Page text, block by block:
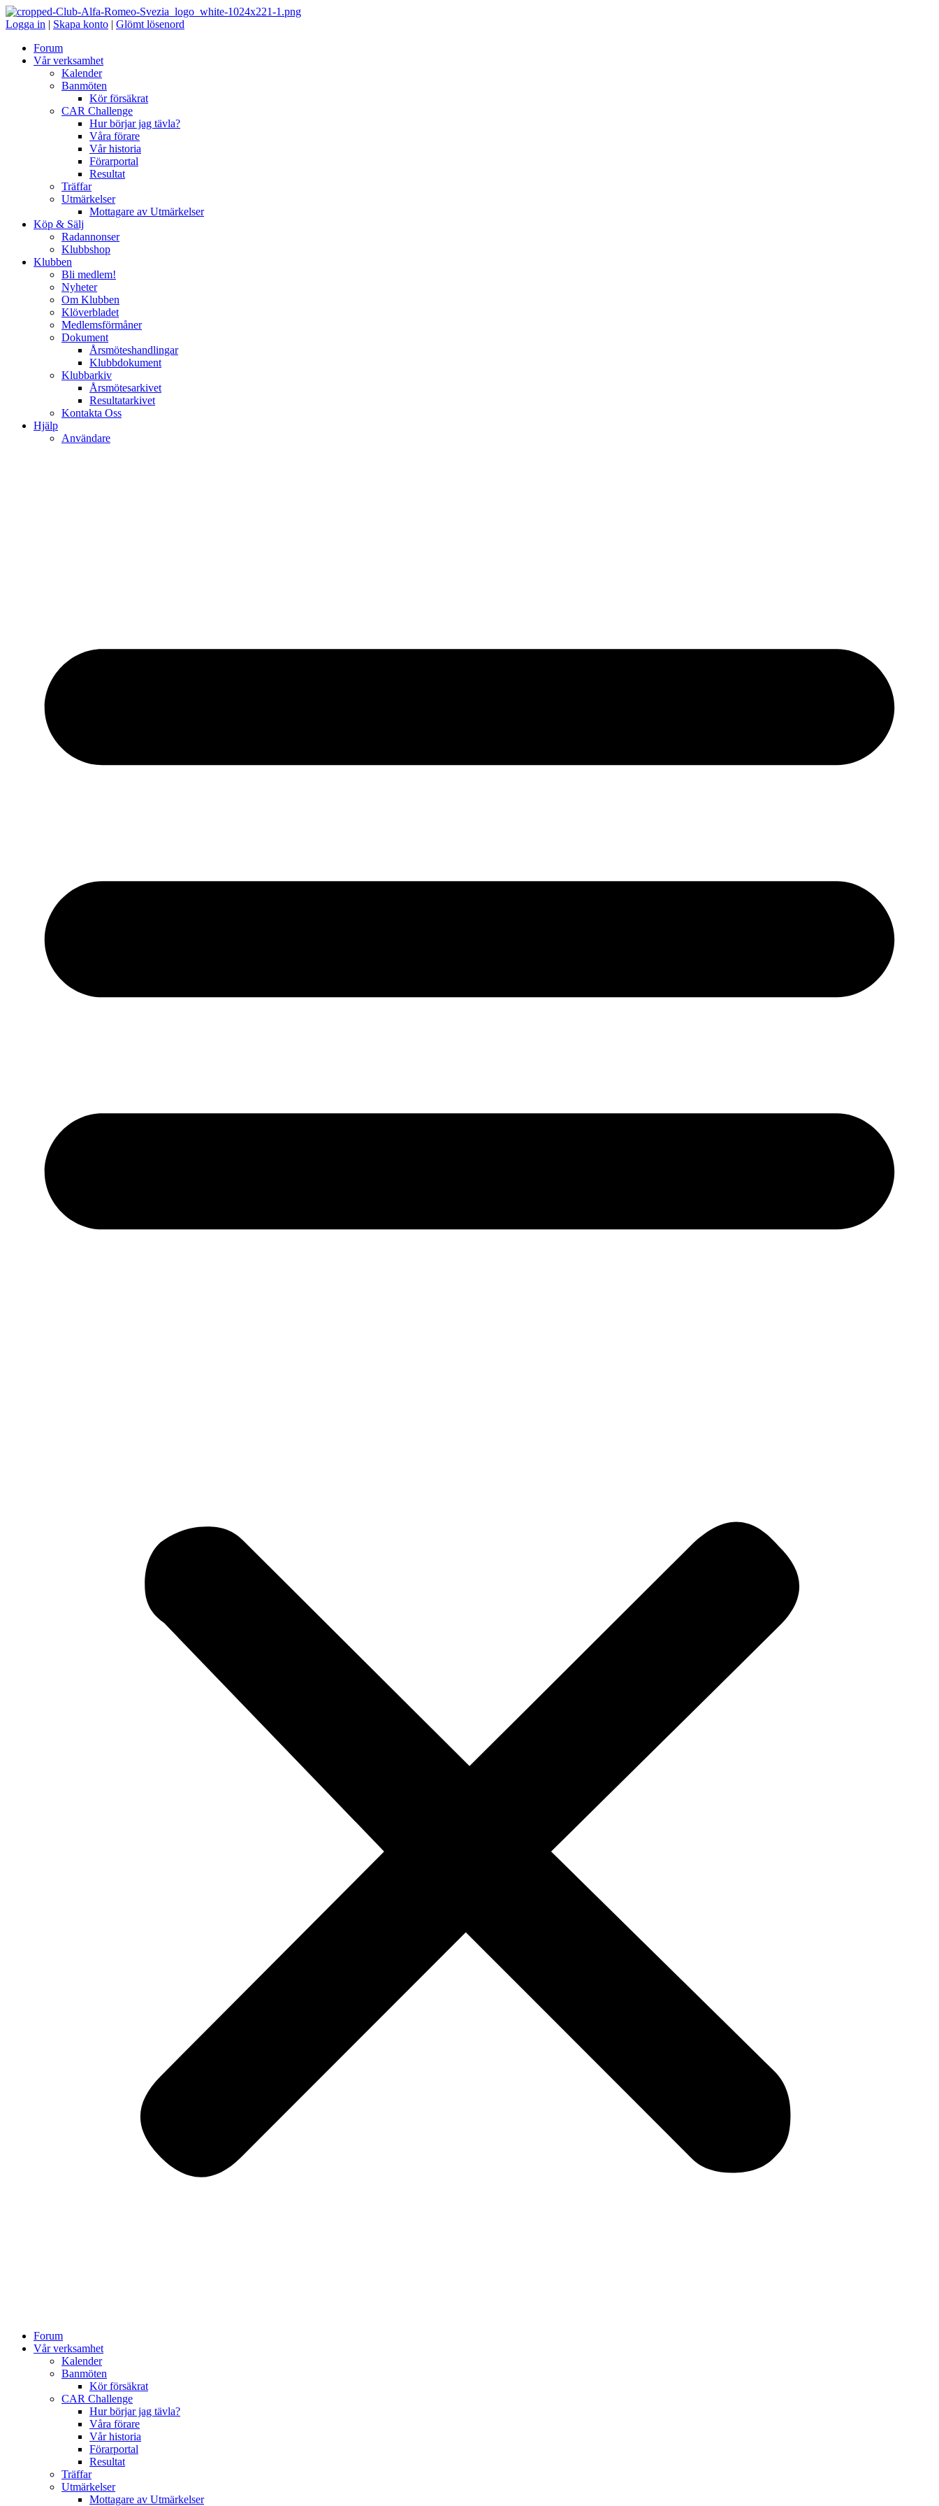
Logga in | Skapa konto | Glömt lösenord
Forum
Vår verksamhet
Kalender
Banmöten
Kör försäkrat
CAR Challenge
Hur börjar jag tävla?
Våra förare
Vår historia
Förarportal
Resultat
Träffar
Utmärkelser
Mottagare av Utmärkelser
Köp & Sälj
Radannonser
Klubbshop
Klubben
Bli medlem!
Nyheter
Om Klubben
Klöverbladet
Medlemsförmåner
Dokument
Årsmöteshandlingar
Klubbdokument
Klubbarkiv
Årsmötesarkivet
Resultatarkivet
Kontakta Oss
Hjälp
Användare
Forum
Vår verksamhet
Kalender
Banmöten
Kör försäkrat
CAR Challenge
Hur börjar jag tävla?
Våra förare
Vår historia
Förarportal
Resultat
Träffar
Utmärkelser
Mottagare av Utmärkelser